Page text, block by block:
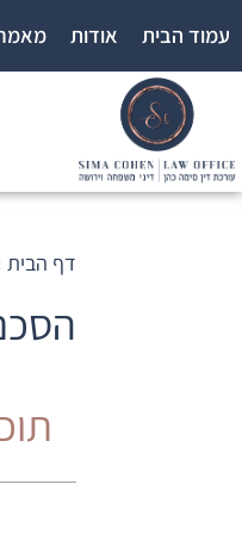
עמוד הבית אודות
דף הבית